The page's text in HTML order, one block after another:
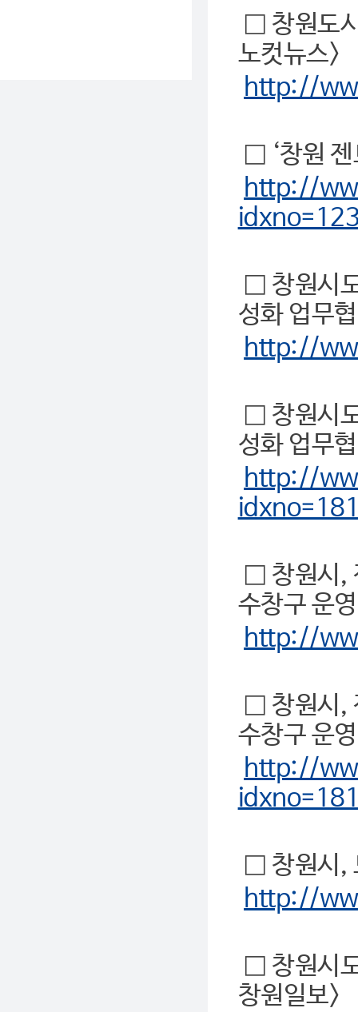
□ 창원도
노컷뉴스>
http://
□ ‘창원 젠
http://
□ 창원시
성화 업무
http://
□ 창원시
성화 업무
http://
□ 창원시,
수창구 운
http://
□ 창원시,
수창구 운
http://
□ 창원시,
http://
□ 창원시
창원일보>